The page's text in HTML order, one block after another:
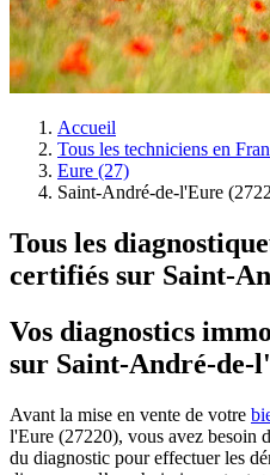
Accueil
Tous les techniciens en
Eure (27)
Saint-André-de-l'Eure
Tous les
certifiés sur Saint-
Vos diagnostics
sur Saint-André-de-
Avant la mise en vente de votre
l'Eure (27220), vous avez besoin
du diagnostic pour effectuer les